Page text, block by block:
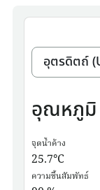
อุณหภูมิ
จุดน้ำค้าง
25.7°C
ความชื้นสัมพัทธ์